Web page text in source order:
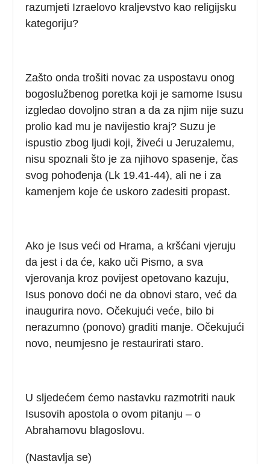
razumjeti Izraelovo kraljevstvo kao religijsku
kategoriju?
Zašto onda trošiti novac za uspostavu onog
bogoslužbenog poretka koji je samome Isusu
izgledao dovoljno stran a da za njim nije suzu
prolio kad mu je navijestio kraj? Suzu je
ispustio zbog ljudi koji, živeći u Jeruzalemu,
nisu spoznali što je za njihovo spasenje, čas
svog pohođenja (Lk 19.41-44), ali ne i za
kamenjem koje će uskoro zadesiti propast.
Ako je Isus veći od Hrama, a kršćani vjeruju
da jest i da će, kako uči Pismo, a sva
vjerovanja kroz povijest opetovano kazuju,
Isus ponovo doći ne da obnovi staro, već da
inaugurira novo. Očekujući veće, bilo bi
nerazumno (ponovo) graditi manje. Očekujući
novo, neumjesno je restaurirati staro.
U sljedećem ćemo nastavku razmotriti nauk
Isusovih apostola o ovom pitanju – o
Abrahamovu blagoslovu.
(Nastavlja se)